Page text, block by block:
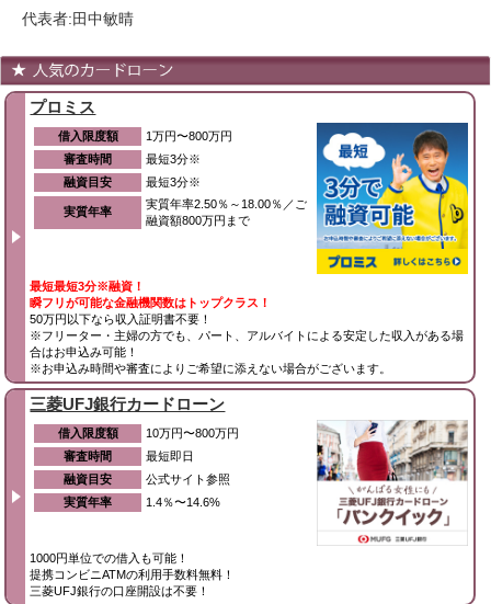
代表者:田中敏晴
プロミス
借入限度額
1万円〜800万円
審査時間
最短3分※
融資目安
最短3分※
実質年率
実質年率2.50％～18.00％／ご
融資額800万円まで
最短最短3分※融資！
瞬フリが可能な金融機関数はトップクラス！
50万円以下なら収入証明書不要！
※フリーター・主婦の方でも、パート、アルバイトによる安定した収入がある場
合はお申込み可能！
※お申込み時間や審査によりご希望に添えない場合がございます。
三菱UFJ銀行カードローン
借入限度額
10万円〜800万円
審査時間
最短即日
融資目安
公式サイト参照
実質年率
1.4％〜14.6%
1000円単位での借入も可能！
提携コンビニATMの利用手数料無料！
三菱UFJ銀行の口座開設は不要！